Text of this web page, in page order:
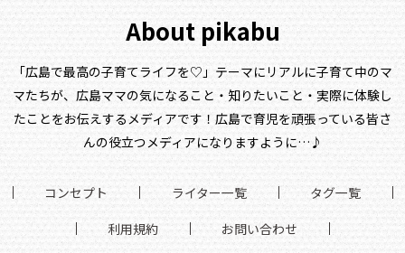
About pikabu
「広島で最高の子育てライフを♡」テーマにリアルに子育て中のマ
マたちが、 広島ママの気になること・知りたいこと・実際に体験し
たことをお伝えするメディアです！ 広島で育児を頑張っている皆さ
んの役立つメディアになりますように…♪
コンセプト ライター一覧 タグ一覧
利用規約 お問い合わせ